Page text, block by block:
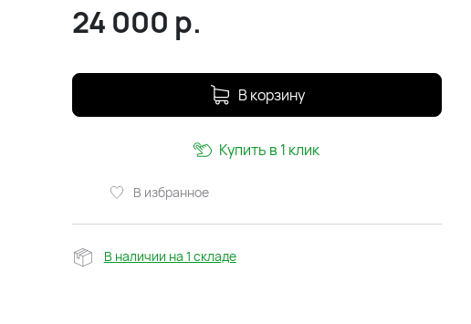
24 000 р.
В корзину
В избранное
Купить в 1 клик
В наличии на 1 складе